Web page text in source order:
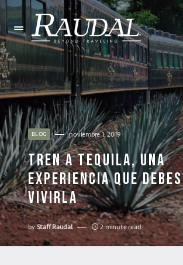
BLOG noviembre 1, 2019
TREN A TEQUILA, UNA
EXPERIENCIA QUE DEBES
VIVIRLA
byStaff Raudal 2 minute read